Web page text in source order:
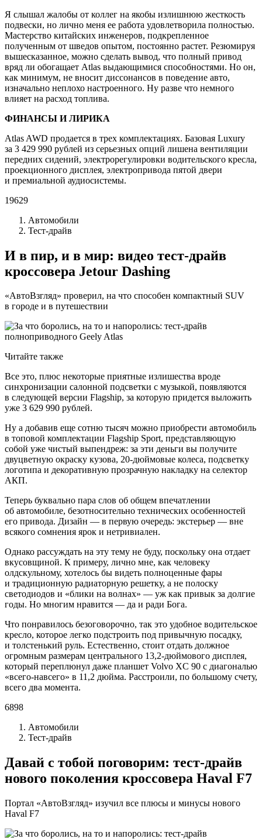
Я слышал жалобы от коллег на якобы излишнюю жесткость
подвески, но лично меня ее работа удовлетворила полностью.
Мастерство китайских инженеров, подкрепленное
полученным от шведов опытом, постоянно растет. Резюмируя
вышесказанное, можно сделать вывод, что полный привод
вряд ли обогащает Atlas выдающимися способностями. Но он,
как минимум, не вносит диссонансов в поведение авто,
изначально неплохо настроенного. Ну разве что немного
влияет на расход топлива.
ФИНАНСЫ И ЛИРИКА
Atlas AWD продается в трех комплектациях. Базовая Luxury
за 3 429 990 рублей из серьезных опций лишена вентиляции
передних сидений, электрорегулировки водительского кресла,
проекционного дисплея, электропривода пятой двери
и премиальной аудиосистемы.
19629
Автомобили
Тест-драйв
И в пир, и в мир: видео тест-драйв
кроссовера Jetour Dashing
«АвтоВзгляд» проверил, на что способен компактный SUV
в городе и в путешествии
Читайте также
Все это, плюс некоторые приятные излишества вроде
синхронизации салонной подсветки с музыкой, появляются
в следующей версии Flagship, за которую придется выложить
уже 3 629 990 рублей.
Ну а добавив еще сотню тысяч можно приобрести автомобиль
в топовой комплектации Flagship Sport, представляющую
собой уже чистый выпендреж: за эти деньги вы получите
двуцветную окраску кузова, 20-дюймовые колеса, подсветку
логотипа и декоративную прозрачную накладку на селектор
АКП.
Теперь буквально пара слов об общем впечатлении
об автомобиле, безотносительно технических особенностей
его привода. Дизайн — в первую очередь: экстерьер — вне
всякого сомнения ярок и нетривиален.
Однако рассуждать на эту тему не буду, поскольку она отдает
вкусовщиной. К примеру, лично мне, как человеку
олдскульному, хотелось бы видеть полноценные фары
и традиционную радиаторную решетку, а не полоску
светодиодов и «блики на волнах» — уж как привык за долгие
годы. Но многим нравится — да и ради Бога.
Что понравилось безоговорочно, так это удобное водительское
кресло, которое легко подстроить под привычную посадку,
и толстенький руль. Естественно, стоит отдать должное
огромным размерам центрального 13,2-дюймового дисплея,
который переплюнул даже планшет Volvo XC 90 с диагональю
«всего-навсего» в 11,2 дюйма. Расстроили, по большому счету,
всего два момента.
6898
Автомобили
Тест-драйв
Давай с тобой поговорим: тест-драйв
нового поколения кроссовера Haval F7
Портал «АвтоВзгляд» изучил все плюсы и минусы нового
Haval F7